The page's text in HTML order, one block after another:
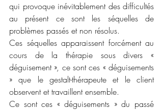
qui provoque inévitablement des difficultés
au présent ce sont les séquelles de
problèmes passés et non résolus.
Ces séquelles apparaissent forcément au
cours de la thérapie sous divers «
déguisement », ce sont ces « déguisements
» que le gestalt-thérapeute et le client
observent et travaillent ensemble.
Ce sont ces « déguisements » du passé